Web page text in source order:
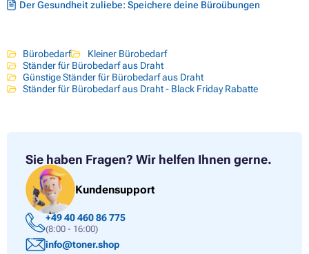
Der Gesundheit zuliebe: Speichere deine Büroübungen
Bürobedarf
Kleiner Bürobedarf
Ständer für Bürobedarf aus Draht
Günstige Ständer für Bürobedarf aus Draht
Ständer für Bürobedarf aus Draht - Black Friday Rabatte
Sie haben Fragen? Wir helfen Ihnen gerne.
Kundensupport
+49 40 460 86 775
(8:00 - 16:00)
info@toner.shop